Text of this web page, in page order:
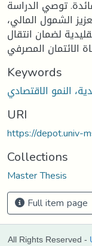
توصي الدراسة
الشمول المالي،
لضمان انتقال
Keywords
URI
https://depot.univ-
Collections
Master Thesis
Full item page
All Rights Reserved -